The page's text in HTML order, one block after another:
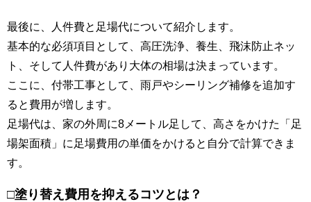
最後に、人件費と足場代について紹介します。
基本的な必須項目として、高圧洗浄、養生、飛沫防止ネッ
ト、そして人件費があり大体の相場は決まっています。
ここに、付帯工事として、雨戸やシーリング補修を追加す
ると費用が増します。
足場代は、家の外周に8メートル足して、高さをかけた「足
場架面積」に足場費用の単価をかけると自分で計算できま
す。
□塗り替え費用を抑えるコツとは？